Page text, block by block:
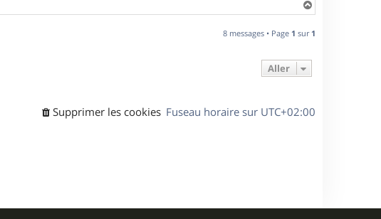
a
t
8 messages • Page 1 sur 1
Aller
Fuseau horaire sur UTC+02:00
Supprimer les cookies